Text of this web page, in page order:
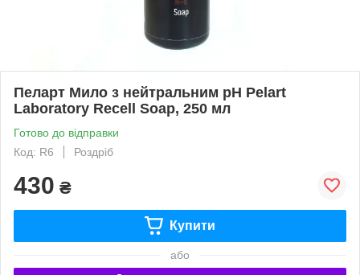
Пеларт Мило з нейтральним pH Pelart
Laboratory Recell Soap, 250 мл
Готово до відправки
Код: R6
Роздріб
430 ₴
Купити
або